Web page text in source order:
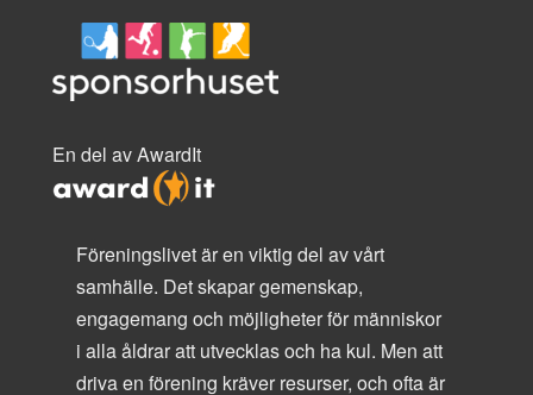
En del av AwardIt
Föreningslivet är en viktig del av vårt
samhälle. Det skapar gemenskap,
engagemang och möjligheter för människor
i alla åldrar att utvecklas och ha kul. Men att
driva en förening kräver resurser, och ofta är